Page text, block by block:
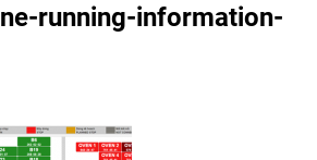
running-information-